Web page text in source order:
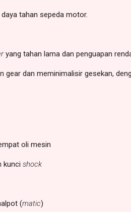
tahan sepeda motor.
yang tahan lama dan penguapan
gear dan meminimalisir gesekan,
oli mesin
kunci shock
(matic)